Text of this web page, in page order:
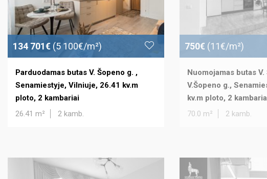
134 701€ (5 100€/m²)
Parduodamas butas V. Šopeno g. ,
Senamiestyje, Vilniuje, 26.41 kv.m
ploto, 2 kambariai
26.41 m²
2 kamb.
750€ (11€/m²)
Nuomojamas butas V.
V.Šopeno g.,
kv.m ploto, 2
70.0 m²
2 kamb.